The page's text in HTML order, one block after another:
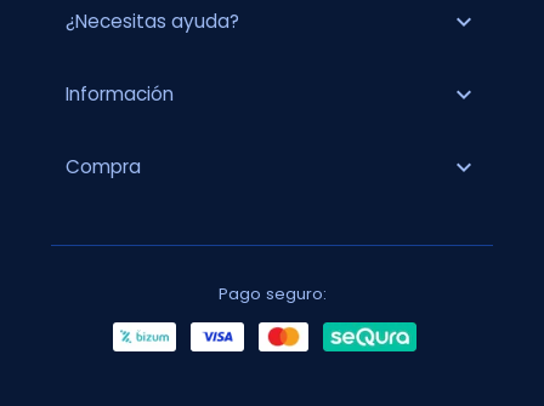
¿Necesitas ayuda? expand_more
Información expand_more
Compra expand_more
Pago seguro: